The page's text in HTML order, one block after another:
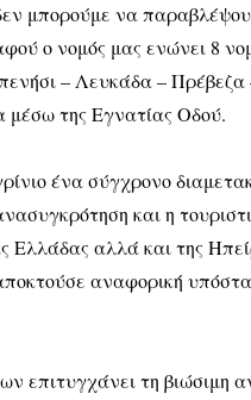
μπορούμε να
ο νομός μας ενώνει 8
– Λευκάδα –
της Εγνατίας Οδού.
ένα σύγχρονο
και η
Ελλάδας αλλά και της
αναφορική
επιτυγχάνει τη βιώσιμη